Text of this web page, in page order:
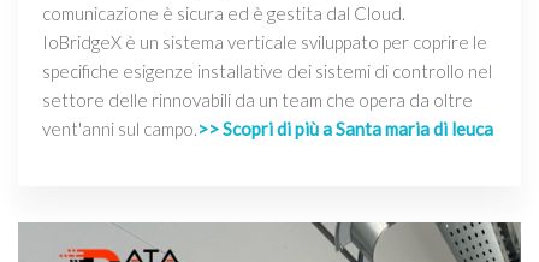
comunicazione è sicura ed è gestita dal Cloud.
IoBridgeX è un sistema verticale sviluppato per coprire le
specifiche esigenze installative dei sistemi di controllo nel
settore delle rinnovabili da un team che opera da oltre
vent'anni sul campo.>> Scopri di più a Santa maria di leuca